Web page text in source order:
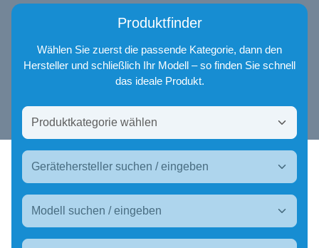
Produktfinder
Wählen Sie zuerst die passende Kategorie, dann den
Hersteller und schließlich Ihr Modell – so finden Sie schnell
das ideale Produkt.